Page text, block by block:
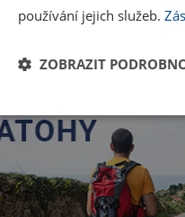
používání jejich služeb.
ZOBRAZIT